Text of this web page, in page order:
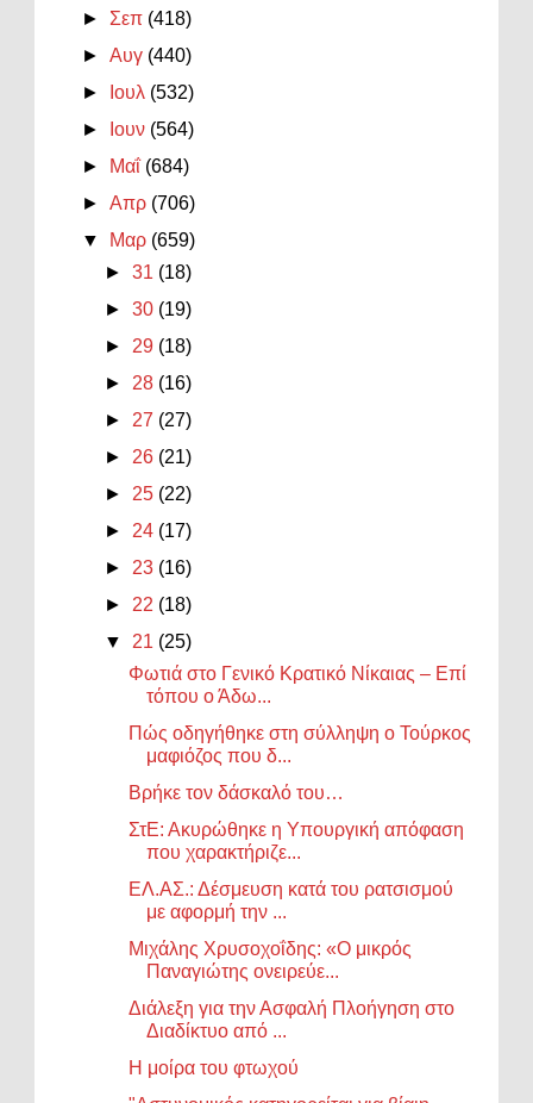
►Σεπ (418)
►Αυγ (440)
►
Ιουλ (532)
►
Ιουν (564)
►
Μαΐ (684)
►Απρ (706)
▼
Μαρ (659)
►31 (18)
►30 (19)
►29 (18)
►28 (16)
►27 (27)
►26 (21)
►25 (22)
►24 (17)
►23 (16)
►22 (18)
▼21 (25)
Φωτιά στο Γενικό Κρατικό Νίκαιας – Επί
τόπου ο Άδω...
Πώς οδηγήθηκε στη σύλληψη ο Τούρκος
μαφιόζος που δ...
Βρήκε τον δάσκαλό του…
ΣτΕ: Ακυρώθηκε η Υπουργική απόφαση
που χαρακτήριζε...
ΕΛ.ΑΣ.: Δέσμευση κατά του ρατσισμού
με αφορμή την ...
Μιχάλης Χρυσοχοΐδης: «Ο μικρός
Παναγιώτης ονειρεύε...
Διάλεξη για την Ασφαλή Πλοήγηση στο
Διαδίκτυο από ...
Η μοίρα του φτωχού